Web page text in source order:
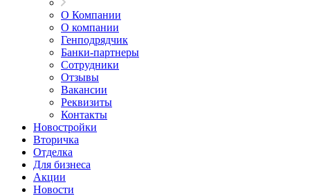
О Компании
О компании
Генподрядчик
Банки-партнеры
Сотрудники
Отзывы
Вакансии
Реквизиты
Контакты
Новостройки
Вторичка
Отделка
Для бизнеса
Акции
Новости